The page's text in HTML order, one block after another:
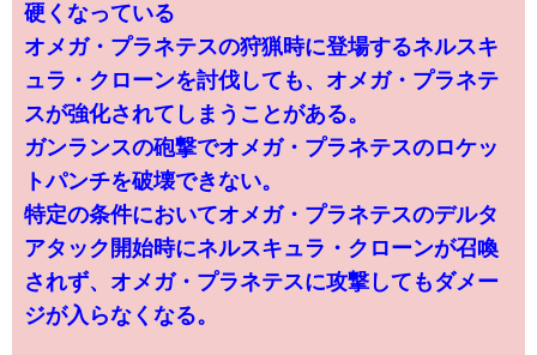
硬くなっている
オメガ・プラネテスの狩猟時に登場するネルスキ
ュラ・クローンを討伐しても、オメガ・プラネテ
スが強化されてしまうことがある。
ガンランスの砲撃でオメガ・プラネテスのロケッ
トパンチを破壊できない。
特定の条件においてオメガ・プラネテスのデルタ
アタック開始時にネルスキュラ・クローンが召喚
されず、オメガ・プラネテスに攻撃してもダメー
ジが入らなくなる。